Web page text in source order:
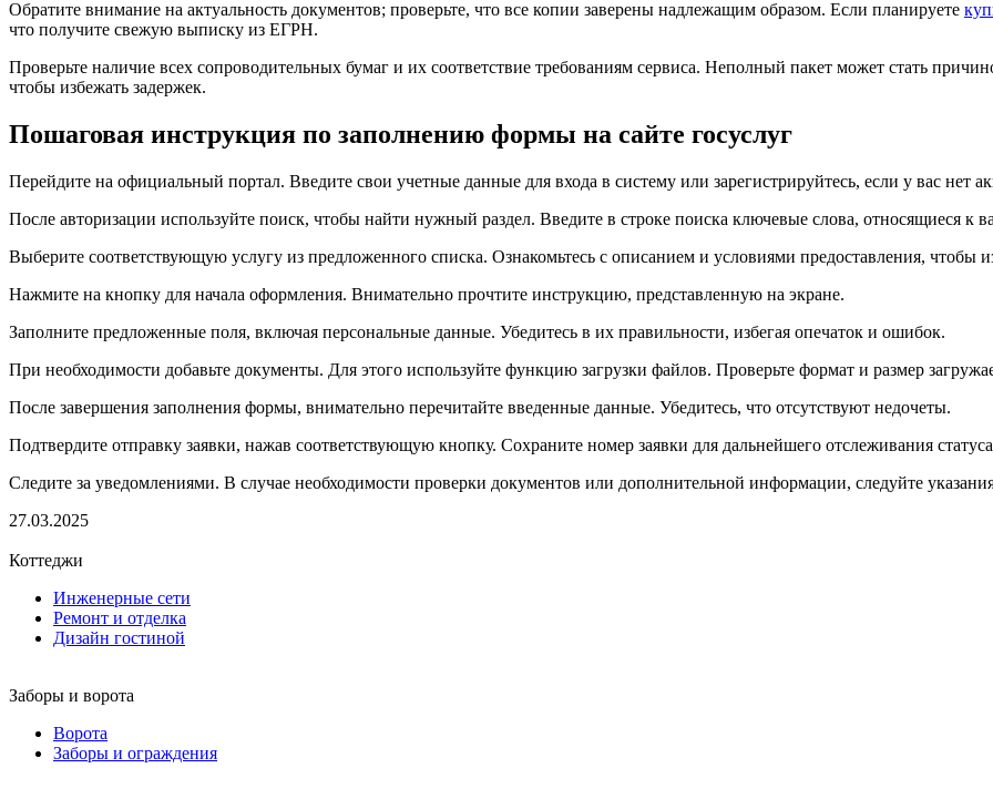
Обратите внимание на актуальность документов; проверьте, что все копии заверены надлежащим образом. Если планируете
что получите свежую выписку из ЕГРН.
Проверьте наличие всех сопроводительных бумаг и их соответствие требованиям сервиса. Неполный пакет может стать
чтобы избежать задержек.
Пошаговая инструкция по заполнению формы на сайте госуслуг
Перейдите на официальный портал. Введите свои учетные данные для входа в систему или зарегистрируйтесь, если у вас нет
После авторизации используйте поиск, чтобы найти нужный раздел. Введите в строке поиска ключевые слова, относящиеся к
Выберите соответствующую услугу из предложенного списка. Ознакомьтесь с описанием и условиями предоставления, чтобы
Нажмите на кнопку для начала оформления. Внимательно прочтите инструкцию, представленную на экране.
Заполните предложенные поля, включая персональные данные. Убедитесь в их правильности, избегая опечаток и ошибок.
При необходимости добавьте документы. Для этого используйте функцию загрузки файлов. Проверьте формат и размер
После завершения заполнения формы, внимательно перечитайте введенные данные. Убедитесь, что отсутствуют недочеты.
Подтвердите отправку заявки, нажав соответствующую кнопку. Сохраните номер заявки для дальнейшего отслеживания
Следите за уведомлениями. В случае необходимости проверки документов или дополнительной информации, следуйте
27.03.2025
Коттеджи
Инженерные сети
Ремонт и отделка
Дизайн гостиной
Заборы и ворота
Ворота
Заборы и ограждения